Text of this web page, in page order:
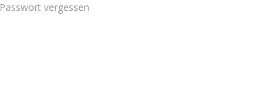
Passwort vergessen